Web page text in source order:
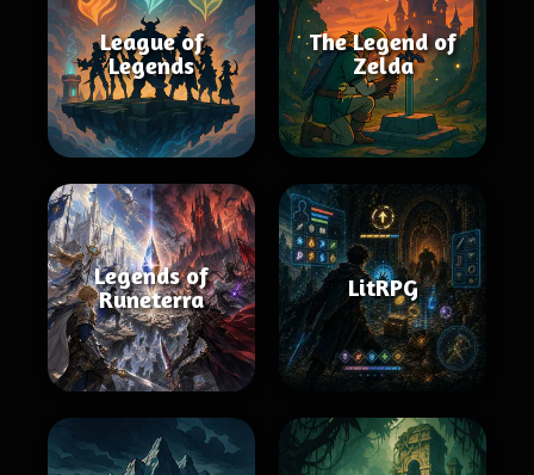
League of
Legends
The Legend of
Zelda
Legends of
Runeterra
LitRPG